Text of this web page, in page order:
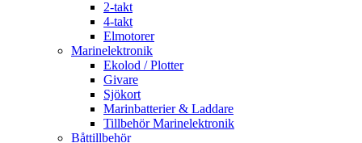
2-takt
4-takt
Elmotorer
Marinelektronik
Ekolod / Plotter
Givare
Sjökort
Marinbatterier & Laddare
Tillbehör Marinelektronik
Båttillbehör